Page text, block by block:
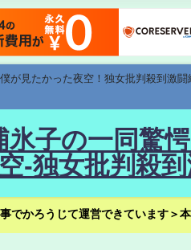
見たかった夜空！独女批判殺到激
子の一同驚
-独女批判殺
かろうじて運営できています＞